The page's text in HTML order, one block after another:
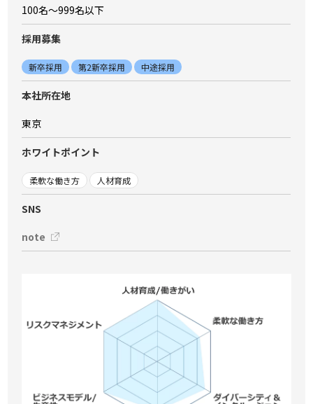
100名〜999名以下
採⽤募集
新卒採用 第2新卒採用 中途採用
本社所在地
東京
ホワイトポイント
柔軟な働き方 人材育成
SNS
note